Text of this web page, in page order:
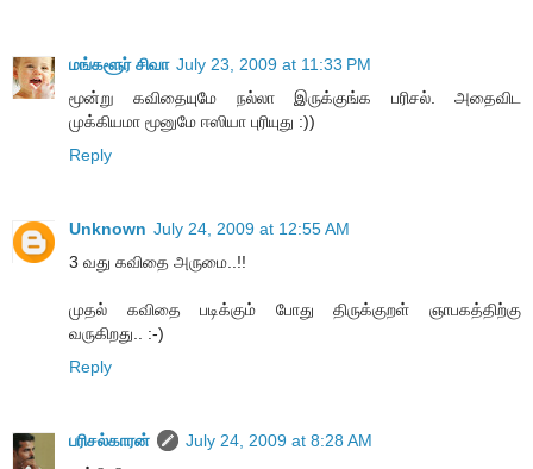
மங்களூர் சிவா July 23, 2009 at 11:33 PM
மூன்று கவிதையுமே நல்லா இருக்குங்க பரிசல். அதைவிட
முக்கியமா மூனுமே ஈஸியா புரியுது :))
Reply
Unknown July 24, 2009 at 12:55 AM
3 வது கவிதை அருமை..!!
முதல் கவிதை படிக்கும் போது திருக்குறள் ஞாபகத்திற்கு
வருகிறது.. :-)
Reply
பரிசல்காரன்
July 24, 2009 at 8:28 AM